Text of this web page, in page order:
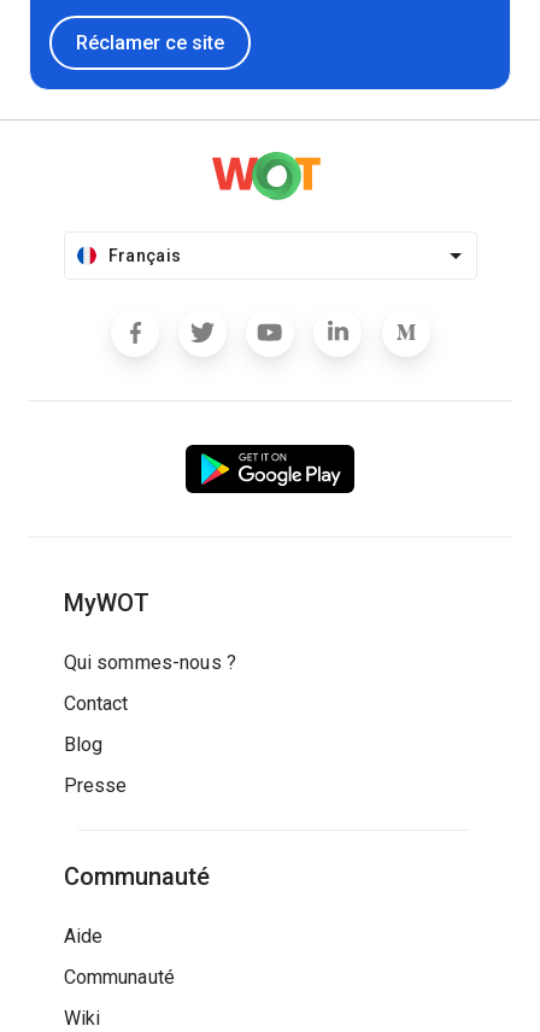
Réclamer ce site
Français
MyWOT
Qui sommes-nous ?
Contact
Blog
Presse
Communauté
Aide
Communauté
Wiki